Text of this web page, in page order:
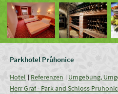
Parkhotel Průhonice
Hotel Referenzen
Umgebung,
Herr Graf - Park and Schloss